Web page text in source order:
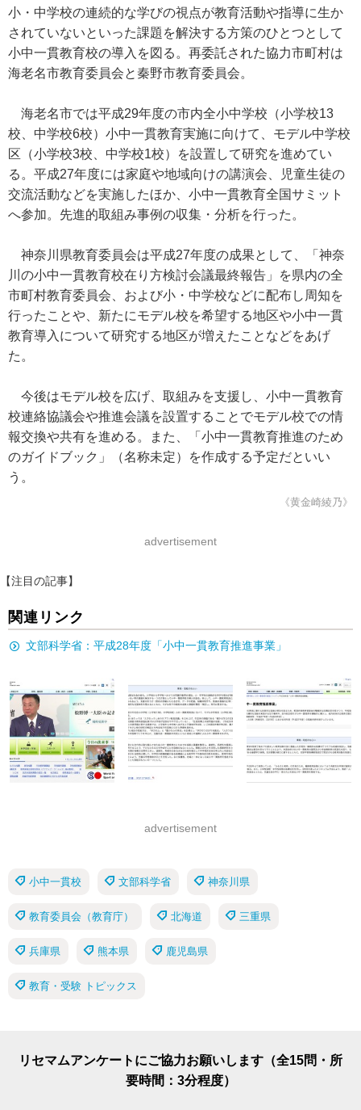
小・中学校の連続的な学びの視点が教育活動や指導に生か
されていないといった課題を解決する方策のひとつとして
小中一貫教育校の導入を図る。再委託された協力市町村は
海老名市教育委員会と秦野市教育委員会。
海老名市では平成29年度の市内全小中学校（小学校13
校、中学校6校）小中一貫教育実施に向けて、モデル中学校
区（小学校3校、中学校1校）を設置して研究を進めてい
る。平成27年度には家庭や地域向けの講演会、児童生徒の
交流活動などを実施したほか、小中一貫教育全国サミット
へ参加。先進的取組み事例の収集・分析を行った。
神奈川県教育委員会は平成27年度の成果として、「神奈
川の小中一貫教育校在り方検討会議最終報告」を県内の全
市町村教育委員会、および小・中学校などに配布し周知を
行ったことや、新たにモデル校を希望する地区や小中一貫
教育導入について研究する地区が増えたことなどをあげ
た。
今後はモデル校を広げ、取組みを支援し、小中一貫教育
校連絡協議会や推進会議を設置することでモデル校での情
報交換や共有を進める。また、「小中一貫教育推進のため
のガイドブック」（名称未定）を作成する予定だといい
う。
《黄金崎綾乃》
advertisement
【注目の記事】
関連リンク
文部科学省：平成28年度「小中一貫教育推進事業」
advertisement
小中一貫校 文部科学省 神奈川県
教育委員会（教育庁） 北海道 三重県
兵庫県 熊本県 鹿児島県
教育・受験 トピックス
リセマムアンケートにご協力お願いします（全15問・所
要時間：3分程度）